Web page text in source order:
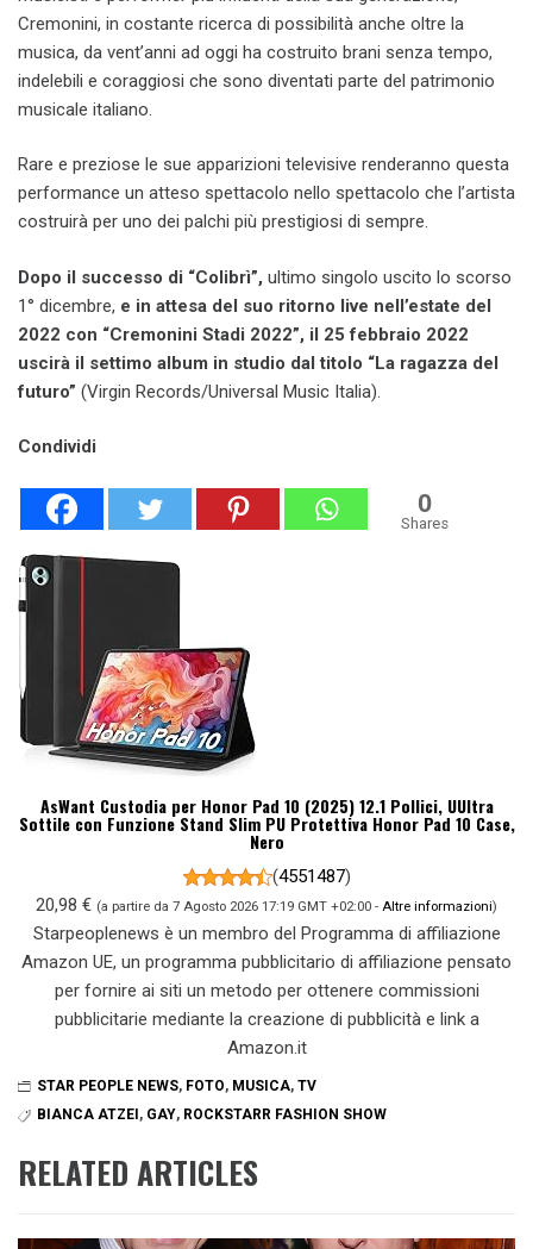
Cremonini, in costante ricerca di possibilità anche oltre la
musica, da vent’anni ad oggi ha costruito brani senza tempo,
indelebili e coraggiosi che sono diventati parte del patrimonio
musicale italiano.
Rare e preziose le sue apparizioni televisive renderanno questa
performance un atteso spettacolo nello spettacolo che l’artista
costruirà per uno dei palchi più prestigiosi di sempre.
Dopo il successo di “Colibrì”, ultimo singolo uscito lo scorso
1° dicembre, e in attesa del suo ritorno live nell’estate del
2022 con “Cremonini Stadi 2022”, il 25 febbraio 2022
uscirà il settimo album in studio​ dal titolo “La ragazza del
futuro” (Virgin Records/Universal Music Italia).
Condividi
0
Shares
AsWant Custodia per Honor Pad 10 (2025) 12.1 Pollici, UUltra
Sottile con Funzione Stand Slim PU Protettiva Honor Pad 10 Case,
Nero
(4551487)
20,98 € (a partire da 7 Agosto 2026 17:19 GMT +02:00 - Altre informazioni)
Starpeoplenews è un membro del Programma di affiliazione
Amazon UE, un programma pubblicitario di affiliazione pensato
per fornire ai siti un metodo per ottenere commissioni
pubblicitarie mediante la creazione di pubblicità e link a
Amazon.it
STAR PEOPLE NEWS, FOTO, MUSICA, TV
BIANCA ATZEI , GAY, ROCKSTARR FASHION SHOW
RELATED ARTICLES